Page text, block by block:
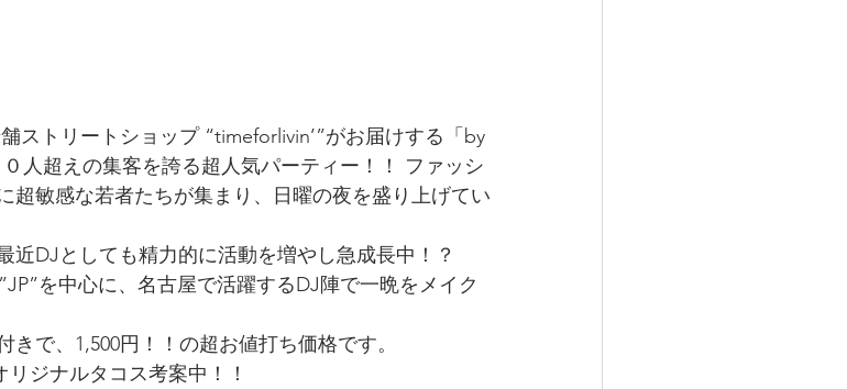
ストリートショップ “timeforlivin’”がお届けする「by
人超えの集客を誇る超人気パーティー！！ ファッシ
超敏感な若者たちが集まり、日曜の夜を盛り上げてい
近DJとしても精力的に活動を増やし急成長中！？
を中心に、名古屋で活躍するDJ陣で一晩をメイク
で、1,500円！！の超お値打ち価格です。
ジナルタコス考案中！！